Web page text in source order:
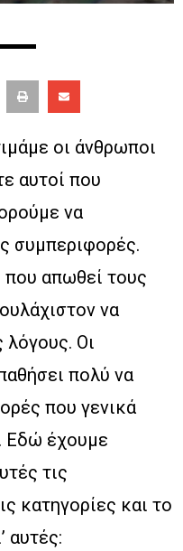
οι άνθρωποι
αυτοί που
να
συμπεριφορές.
που απωθεί τους
να
Οι
πολύ να
που γενικά
Εδώ έχουμε
τις
κατηγορίες και το
αυτές: